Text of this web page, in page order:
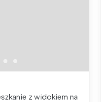
z widokiem na